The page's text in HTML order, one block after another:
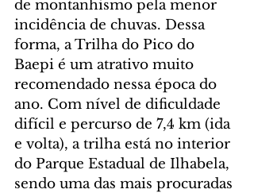
de montanhismo pela menor
incidência de chuvas. Dessa
forma, a Trilha do Pico do
Baepi é um atrativo muito
recomendado nessa época do
ano. Com nível de dificuldade
difícil e percurso de 7,4 km (ida
e volta), a trilha está no interior
do Parque Estadual de Ilhabela,
sendo uma das mais procuradas